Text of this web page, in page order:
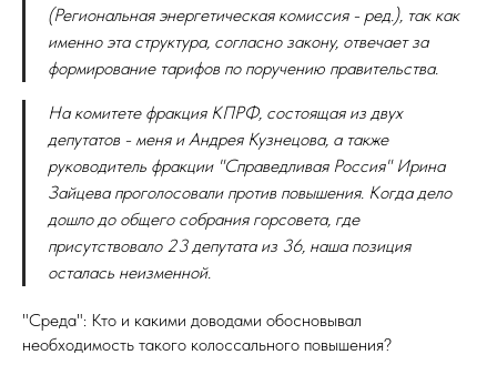
(Региональная энергетическая комиссия - ред.), так как
именно эта структура, согласно закону, отвечает за
формирование тарифов по поручению правительства.
На комитете фракция КПРФ, состоящая из двух
депутатов - меня и Андрея Кузнецова, а также
руководитель фракции "Справедливая Россия" Ирина
Зайцева проголосовали против повышения. Когда дело
дошло до общего собрания горсовета, где
присутствовало 23 депутата из 36, наша позиция
осталась неизменной.
"Среда": Кто и какими доводами обосновывал
необходимость такого колоссального повышения?